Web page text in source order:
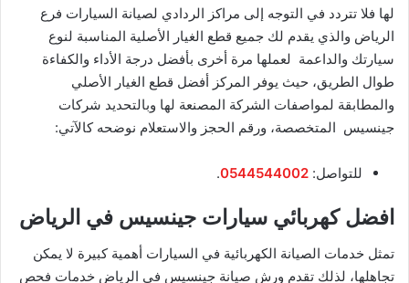
لها فلا تتردد في التوجه إلى مراكز الردادي لصيانة السيارات فرع
الرياض والذي يقدم لك جميع قطع الغيار الأصلية المناسبة لنوع
سيارتك والداعمة لعملها مرة أخرى بأفضل درجة الأداء والكفاءة
طوال الطريق، حيث يوفر المركز أفضل قطع الغيار الأصلي
والمطابقة لمواصفات الشركة المصنعة لها وبالتحديد شركات
جينسيس المتخصصة، ورقم الحجز والاستعلام نوضحه كالآتي:
​للتواصل: 0544544002
.
افضل كهربائي سيارات جينسيس في الرياض
تمثل خدمات الصيانة الكهربائية في السيارات أهمية كبيرة لا يمكن
تجاهلها، لذلك تقدم ورش صيانة جينسيس في الرياض خدمات فحص